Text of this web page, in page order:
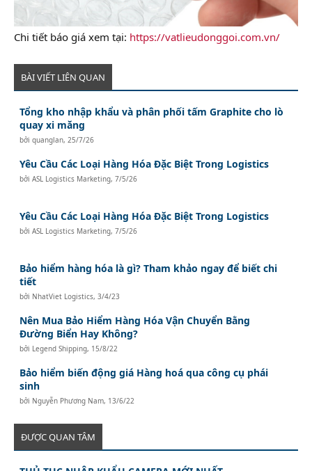
Chi tiết báo giá xem tại: https://vatlieudonggoi.com.vn/
BÀI VIẾT LIÊN QUAN
Tổng kho nhập khẩu và phân phối tấm Graphite cho lò
quay xi măng
bởiquanglan,25/7/26
Yêu Cầu Các Loại Hàng Hóa Đặc Biệt Trong Logistics
bởiASL Logistics Marketing,7/5/26
Yêu Cầu Các Loại Hàng Hóa Đặc Biệt Trong Logistics
bởiASL Logistics Marketing,7/5/26
Bảo hiểm hàng hóa là gì? Tham khảo ngay để biết chi
tiết
bởi NhatViet Logistics,3/4/23
Nên Mua Bảo Hiểm Hàng Hóa Vận Chuyển Bằng
Đường Biển Hay Không?
bởi Legend Shipping, 15/8/22
Bảo hiểm biến động giá Hàng hoá qua công cụ phái
sinh
bởi Nguyễn Phương Nam, 13/6/22
ĐƯỢC QUAN TÂM